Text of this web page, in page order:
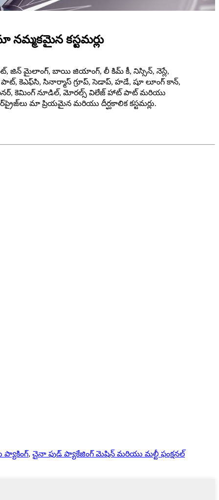
నమ్మకమైన కస్టమర్లు
జిన్ మైలాంగ్, బాయి జియాంగ్, లీ కిమ్ కీ, నిస్సిన్, నెస్లే,
కెఎఫ్‌సి, సినార్మాస్ గ్రూప్, సెడాప్, హడే, షూ లూంగ్ కాన్,
కెమింగ్ నూడిల్, మోరల్స్ విలేజ్ హాట్ పాట్ మరియు
మా ప్రియమైన మరియు దీర్ఘకాలిక కస్టమర్లు.
ప్యాకింగ్, చైనా ఫుడ్ ప్యాకేజింగ్ మెషిన్ మరియు మల్టీ ఫంక్షనల్